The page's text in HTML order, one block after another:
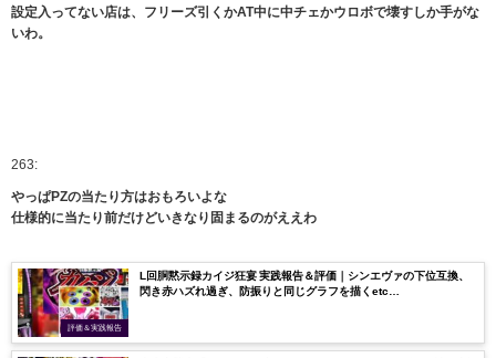
設定入ってない店は、フリーズ引くかAT中に中チェかウロボで壊すしか手がな
いわ。
263:
やっぱPZの当たり方はおもろいよな
仕様的に当たり前だけどいきなり固まるのがええわ
評価＆実践報告
L回胴黙示録カイジ狂宴 実践報告＆評価｜シンエヴァの下位互換、
閃き赤ハズれ過ぎ、防振りと同じグラフを描くetc…